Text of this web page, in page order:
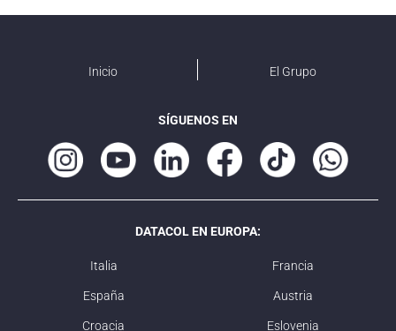
Inicio El Grupo
SÍGUENOS EN
DATACOL EN EUROPA:
Italia Francia
España Austria
Croacia Eslovenia